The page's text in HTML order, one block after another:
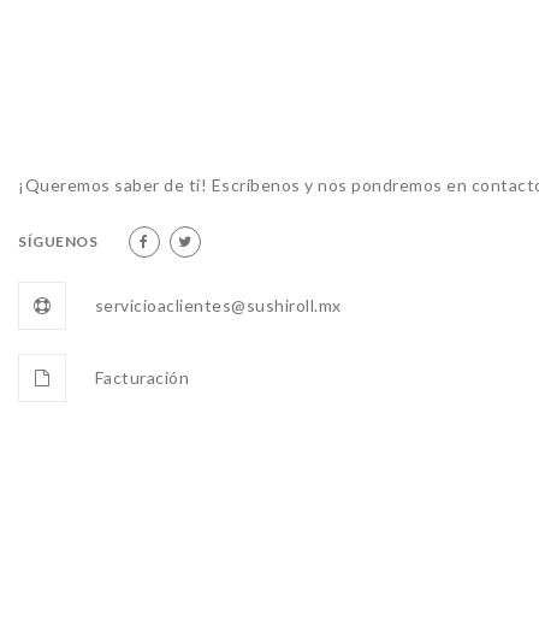
¡Queremos saber de ti! Escríbenos y nos pondremos en
SÍGUENOS
servicioaclientes@sushiroll.mx
Facturación